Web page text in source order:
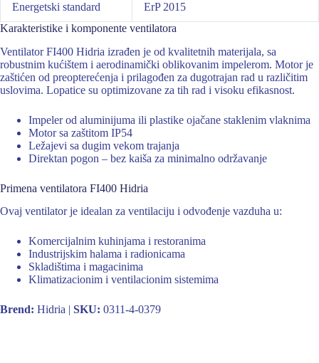
Energetski standard
ErP 2015
Karakteristike i komponente ventilatora
Ventilator FI400 Hidria izrađen je od kvalitetnih materijala, sa
robustnim kućištem i aerodinamički oblikovanim impelerom. Motor je
zaštićen od preopterećenja i prilagođen za dugotrajan rad u različitim
uslovima. Lopatice su optimizovane za tih rad i visoku efikasnost.
Impeler od aluminijuma ili plastike ojačane staklenim vlaknima
Motor sa zaštitom IP54
Ležajevi sa dugim vekom trajanja
Direktan pogon – bez kaiša za minimalno održavanje
Primena ventilatora FI400 Hidria
Ovaj ventilator je idealan za ventilaciju i odvođenje vazduha u:
Komercijalnim kuhinjama i restoranima
Industrijskim halama i radionicama
Skladištima i magacinima
Klimatizacionim i ventilacionim sistemima
Brend: Hidria | SKU: 0311-4-0379